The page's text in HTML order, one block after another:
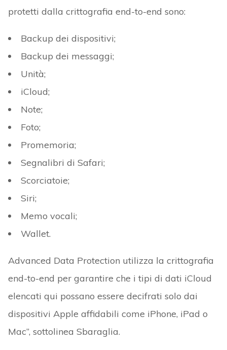
protetti dalla crittografia end-to-end sono:
Backup dei dispositivi;
Backup dei messaggi;
Unità;
iCloud;
Note;
Foto;
Promemoria;
Segnalibri di Safari;
Scorciatoie;
Siri;
Memo vocali;
Wallet.
Advanced Data Protection utilizza la crittografia
end-to-end per garantire che i tipi di dati iCloud
elencati qui possano essere decifrati solo dai
dispositivi Apple affidabili come iPhone, iPad o
Mac”, sottolinea Sbaraglia.